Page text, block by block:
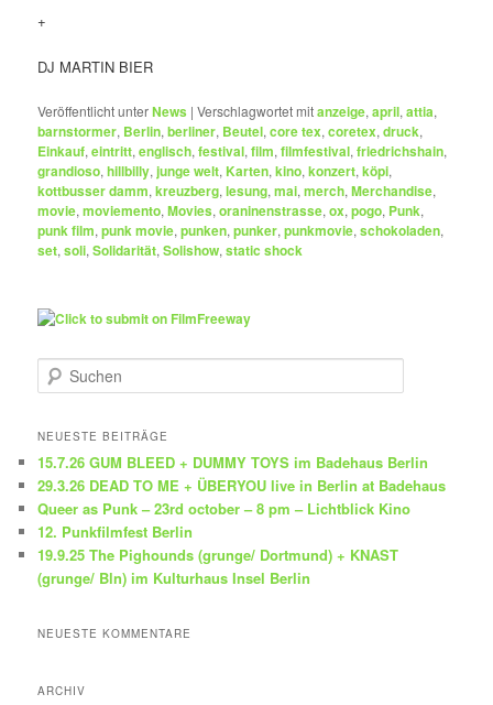
+
DJ MARTIN BIER
Veröffentlicht unterNews |Verschlagwortet mitanzeige,april,attia,
barnstormer, Berlin,berliner, Beutel,core tex,coretex,druck,
Einkauf,eintritt,englisch,festival,film,filmfestival,friedrichshain,
grandioso,hillbilly,junge welt, Karten,kino,konzert,köpi,
kottbusser damm,kreuzberg,lesung,mai,merch,Merchandise,
movie,moviemento,Movies,oraninenstrasse,ox,pogo, Punk,
punk film,punk movie,punken,punker,punkmovie,schokoladen,
set,soli,Solidarität,Solishow,static shock
u
h
n
NEUESTE BEITRÄGE
15.7.26 GUM BLEED + DUMMY TOYS im Badehaus Berlin
29.3.26 DEAD TO ME + ÜBERYOU live in Berlin at Badehaus
Queer as Punk – 23rd october – 8 pm – Lichtblick Kino
12. Punkfilmfest Berlin
19.9.25 The Pighounds (grunge/ Dortmund) + KNAST
(grunge/ Bln) im Kulturhaus Insel Berlin
NEUESTE KOMMENTARE
ARCHIV